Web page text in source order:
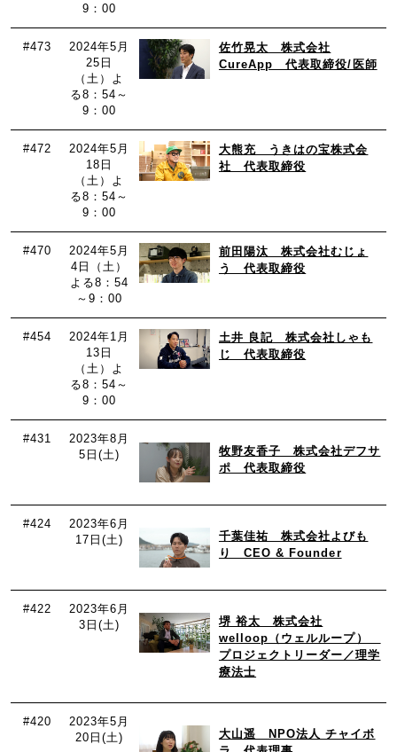
9：00
#473
2024年5月
25日
（土）よ
る8：54～
9：00
佐竹晃太 株式会社
CureApp 代表取締役/医師
#472
2024年5月
18日
（土）よ
る8：54～
9：00
大熊充 うきはの宝株式会
社 代表取締役
#470
2024年5月
4日（土）
よる8：54
～9：00
前田陽汰 株式会社むじょ
う 代表取締役
#454
2024年1月
13日
（土）よ
る8：54～
9：00
土井 良記 株式会社しゃも
じ 代表取締役
#431
2023年8月
5日(土)
牧野友香子 株式会社デフサ
ポ 代表取締役
#424
2023年6月
17日(土)
千葉佳祐 株式会社よびも
り CEO & Founder
#422
2023年6月
3日(土)
堺 裕太 株式会社
welloop（ウェルループ）
プロジェクトリーダー／理学
療法士
#420
2023年5月
20日(土)
大山遥 NPO法人 チャイボ